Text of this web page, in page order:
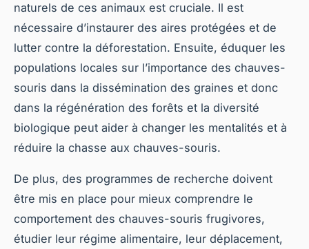
naturels de ces animaux est cruciale. Il est
nécessaire d’instaurer des aires protégées et de
lutter contre la déforestation. Ensuite, éduquer les
populations locales sur l’importance des chauves-
souris dans la dissémination des graines et donc
dans la régénération des forêts et la diversité
biologique peut aider à changer les mentalités et à
réduire la chasse aux chauves-souris.
De plus, des programmes de recherche doivent
être mis en place pour mieux comprendre le
comportement des chauves-souris frugivores,
étudier leur régime alimentaire, leur déplacement,